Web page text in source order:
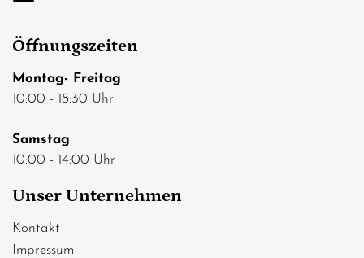
Öffnungszeiten
Montag- Freitag
10:00 - 18:30 Uhr
Samstag
10:00 - 14:00 Uhr
Unser Unternehmen
Kontakt
Impressum